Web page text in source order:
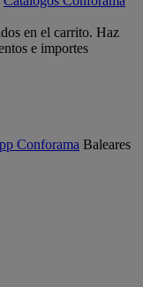
en el carrito. Haz
e importes
Conforama Baleares